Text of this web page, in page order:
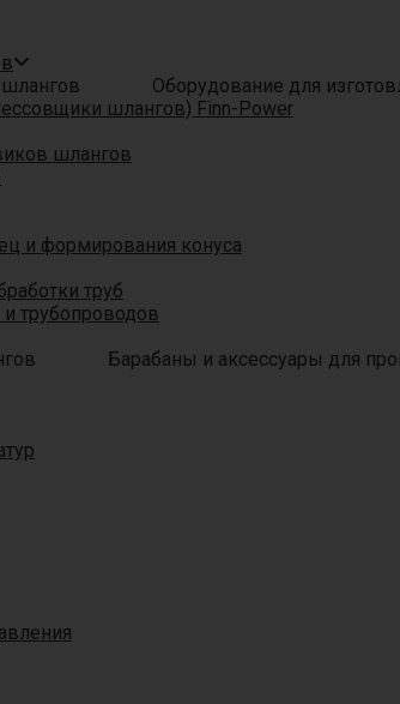
Оборудование для
шлангов) Finn-Power
шлангов
и формирования конуса
труб
трубопроводов
Барабаны и аксессуары для